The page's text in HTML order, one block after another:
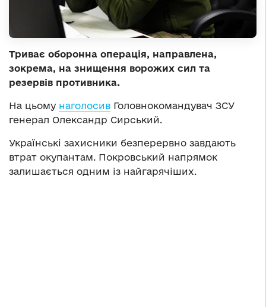
Триває оборонна операція, направлена,
зокрема, на знищення ворожих сил та
резервів противника.
На цьому наголосив Головнокомандувач ЗСУ
генерал Олександр Сирський.
Українські захисники безперервно завдають
втрат окупантам. Покровський напрямок
залишається одним із найгарячіших.